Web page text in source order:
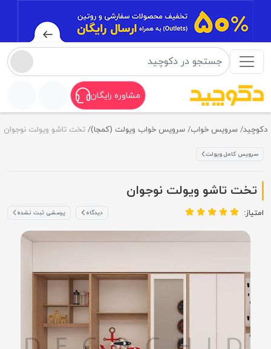
مشاوره رایگان
دکوچید سرویس خواب سرویس خواب ویولت (کمجا) تخت تاشو ویولت نوجوان
سرویس کامل ویولت
تخت تاشو ویولت نوجوان
امتیاز: دیدگاه پرسشی ثبت نشده